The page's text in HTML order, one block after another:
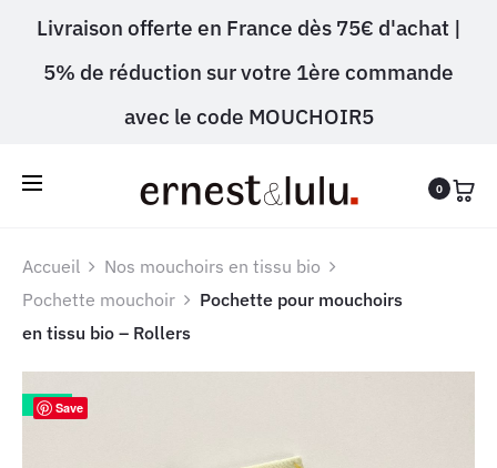
Livraison offerte en France dès 75€ d'achat |
5% de réduction sur votre 1ère commande
avec le code MOUCHOIR5
0
Accueil
Nos mouchoirs en tissu bio
Pochette mouchoir
Pochette pour mouchoirs
en tissu bio – Rollers
20%Save